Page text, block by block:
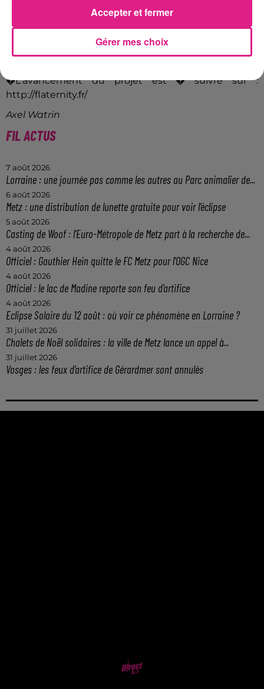
L'application Flaternity est � l'heure actuelle en
phase alpha: elle n'est pas disponible pour le grand
�L'avancement du projet est � suivre sur :
http://flaternity.fr/
Axel Watrin
FIL ACTUS
7 août 2026
Lorraine : une journée pas comme les autres au Parc animalier de...
6 août 2026
Metz : une distribution de lunette gratuite pour voir l’éclipse
5 août 2026
Casting de Woof : l'Euro-Métropole de Metz part à la recherche de...
4 août 2026
Officiel : Gauthier Hein quitte le FC Metz pour l'OGC Nice
4 août 2026
Officiel : le lac de Madine reporte son feu d’artifice
4 août 2026
Eclipse Solaire du 12 août : où voir ce phénomène en Lorraine ?
31 juillet 2026
Chalets de Noël solidaires : la ville de Metz lance un appel à...
31 juillet 2026
Vosges : les feux d’artifice de Gérardmer sont annulés
Gérer mes choix
Accepter et fermer